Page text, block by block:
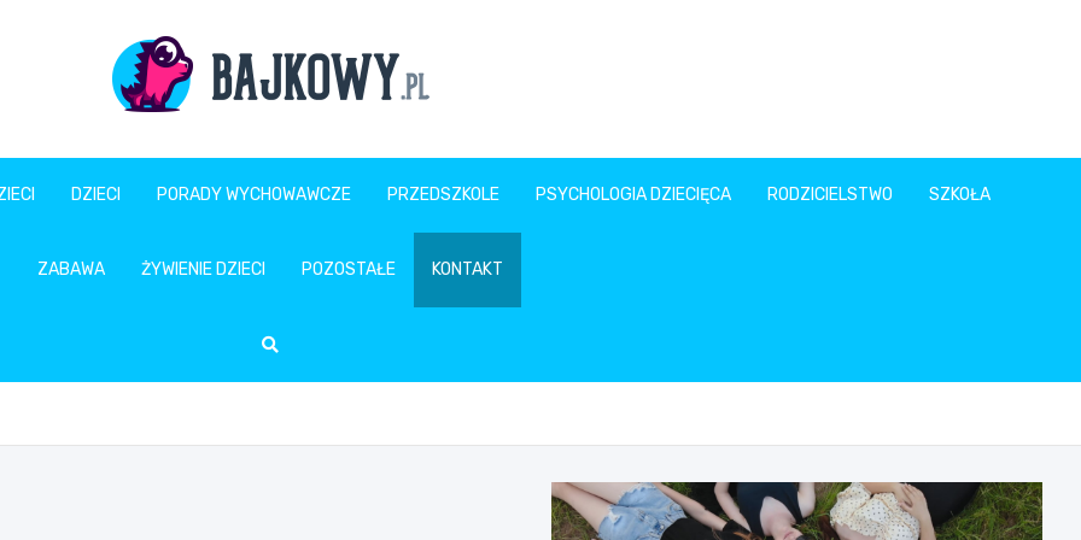
Bajkowy.pl
DZIECI PORADY WYCHOWAWCZE PRZEDSZKOLE PSYCHOLOGIA DZIECIĘCA RODZICIELSTWO SZKOŁA
ZABAWA ŻYWIENIE DZIECI POZOSTAŁE KONTAKT